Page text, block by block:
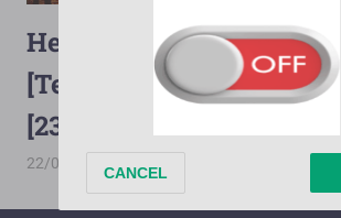
Hercai [Latino][2019-2021]
[Terabox][720p][OneDrive]
[239/239]
22/08/2025